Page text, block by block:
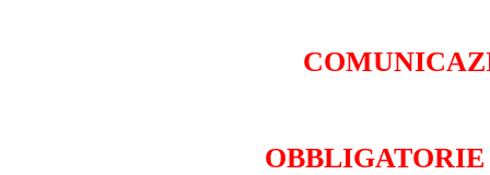
OBBLIGATORIE